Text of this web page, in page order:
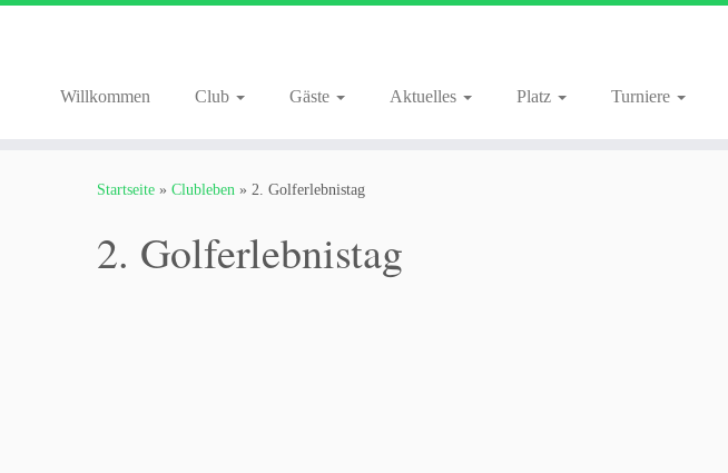
Willkommen Club Gäste Aktuelles Platz Turniere
Startseite » Clubleben » 2. Golferlebnistag
2. Golferlebnistag